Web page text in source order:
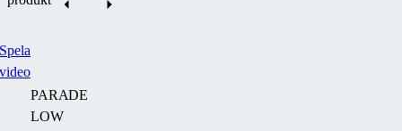
PARADE
LOW
Spela
video